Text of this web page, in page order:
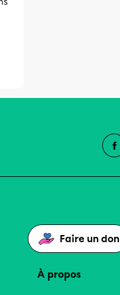
Faire un don
À propos